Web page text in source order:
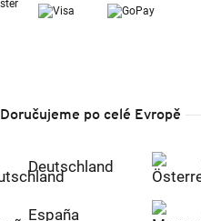
Doručujeme po celé Evropě
Deutschland
España